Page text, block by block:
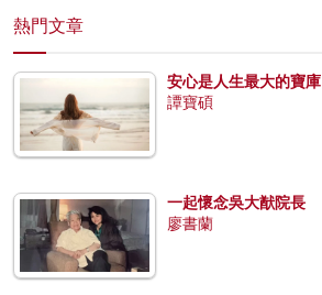
熱門文章
安心是人生最大的寶庫
譚寶碩
一起懷念吳大猷院長
廖書蘭